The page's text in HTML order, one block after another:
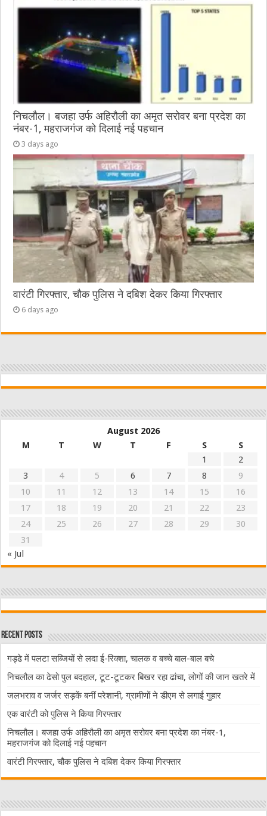
निचलौल। बजहा उर्फ अहिरौली का अमृत सरोवर बना प्रदेश का
नंबर-1, महराजगंज को दिलाई नई पहचान
3 days ago
वारंटी गिरफ्तार, चौक पुलिस ने दबिश देकर किया गिरफ्तार
6 days ago
August 2026
M
T W T F S
S
1
2
3
4 5 6 7 8
9
10
11 12 13 14 15
16
17
18 19 20 21 22
23
24
25 26 27 28 29
30
31
« Jul
Recent Posts
गड्ढे में पलटा सब्जियों से लदा ई-रिक्शा, चालक व बच्चे बाल-बाल बचे
निचलौल का ढेसो पुल बदहाल, टूट-टूटकर बिखर रहा ढांचा, लोगों की जान खतरे में
जलभराव व जर्जर सड़कें बनीं परेशानी, ग्रामीणों ने डीएम से लगाई गुहार
एक वारंटी को पुलिस ने किया गिरफ्तार
निचलौल। बजहा उर्फ अहिरौली का अमृत सरोवर बना प्रदेश का नंबर-1,
महराजगंज को दिलाई नई पहचान
वारंटी गिरफ्तार, चौक पुलिस ने दबिश देकर किया गिरफ्तार